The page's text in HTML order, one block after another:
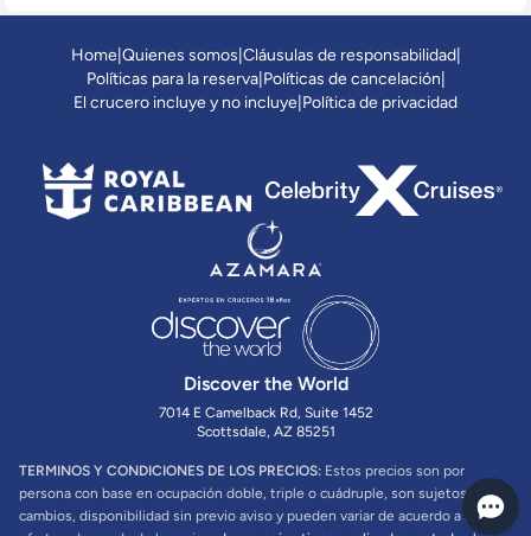
Home| Quienes somos Cláusulas de responsabilidad|
Políticas para la reserva| Políticas de cancelación
El crucero incluye y no incluye Política de privacidad
Discover the World
7014 E Camelback Rd, Suite 1452
Scottsdale, AZ 85251
TERMINOS Y CONDICIONES DE LOS PRECIOS: Estos precios son por
persona con base en ocupación doble, triple o cuádruple, son sujetos a
cambios, disponibilidad sin previo aviso y pueden variar de acuerdo a la